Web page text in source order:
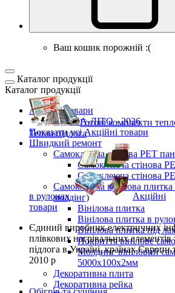
Ваш кошик порожній :(
Каталог продукції
Каталог продукції
Акційні товари
ВЕСНА-ЛІТО - 2026
Показати усі Акційні товари
Швидкий ремонт
Самоклеюча стінова PET
Самоклеюча стінова
Самоклеюча стінова
Самоклеюча вінілова
молдінг)
Вінілова плитка
Вінілова плитка в
Вінілова плитка під
Покриття вінілове
Молдинг вініловий
5000х100х2мм
Декоративна плита
Декоративна рейка
Готові комплекти
Тепла підлога
в рулонах
Акційні
товари
Єдиний виробникелектричних
плівкових нагрівальних
підлога в Україні, країнах
2010 р